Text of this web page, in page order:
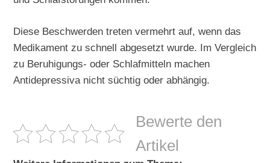
Diese Beschwerden treten vermehrt auf, wenn das
Medikament zu schnell abgesetzt wurde. Im Vergleich
zu Beruhigungs- oder Schlafmitteln machen
Antidepressiva nicht süchtig oder abhängig.
Bewerte den
Artikel